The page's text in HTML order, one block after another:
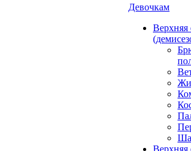
Девочкам
Верхняя
Верхняя